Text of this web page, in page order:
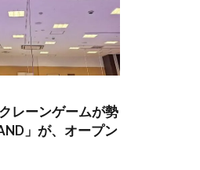
レーンゲームが勢
」が、オープン